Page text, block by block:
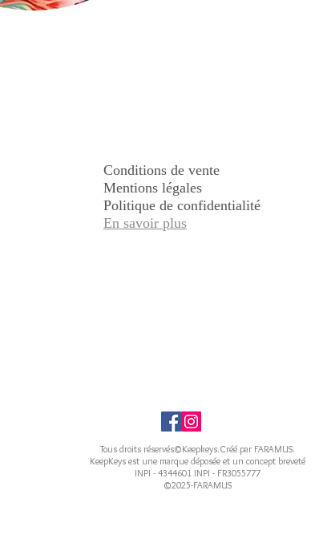
Conditions de vente
Mentions légales
Politique de confidentialité
En savoir plus
Tous droits réservés©Keepkeys.Créé par FARAMUS.
KeepKeys est une marque déposée et un concept breveté
INPI - 4344601 INPI - FR3055777
©2025-FARAMUS